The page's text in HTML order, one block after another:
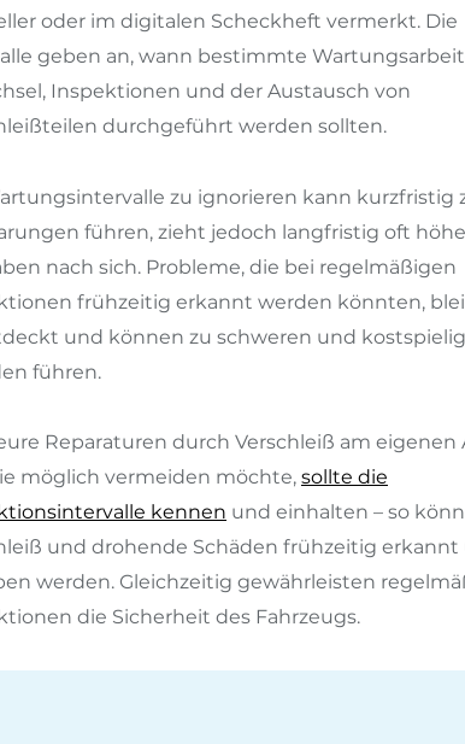
oder im digitalen Scheckheft vermerkt. Die
geben an, wann bestimmte
Inspektionen und der Austausch von
durchgeführt werden sollten.
zu ignorieren kann kurzfristig
führen, zieht jedoch langfristig oft
nach sich. Probleme, die bei regelmäßigen
frühzeitig erkannt werden könnten,
und können zu schweren und
führen.
Reparaturen durch Verschleiß am eigenen
möglich vermeiden möchte, sollte die
kennen und einhalten – so
und drohende Schäden frühzeitig erkannt
werden. Gleichzeitig gewährleisten
die Sicherheit des Fahrzeugs.